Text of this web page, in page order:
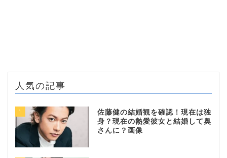
人気の記事
1
佐藤健の結婚観を確認！現在は独
身？現在の熱愛彼女と結婚して奥
さんに？画像